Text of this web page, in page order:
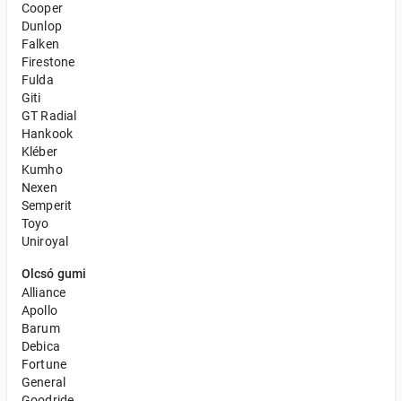
Cooper
Dunlop
Falken
Firestone
Fulda
Giti
GT Radial
Hankook
Kléber
Kumho
Nexen
Semperit
Toyo
Uniroyal
Olcsó gumi
Alliance
Apollo
Barum
Debica
Fortune
General